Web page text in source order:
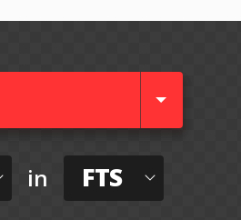
in FTS